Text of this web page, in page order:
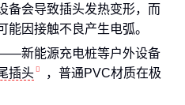
备会导致插头发热变形，而
能因接触不良产生电弧。
新能源充电桩等户外设备
插头
，普通PVC材质在极